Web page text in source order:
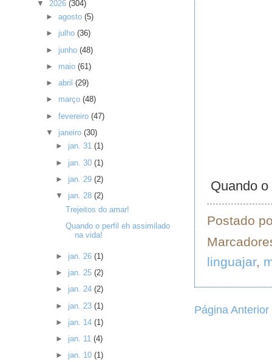
Quando
Postado
linguajar,
Página Anterior
▼ 2026 (304)
►agosto(5)
► julho(36)
► junho(48)
► maio(61)
►abril(29)
► março(48)
►fevereiro(47)
▼ janeiro(30)
► jan. 31 (1)
► jan. 30 (1)
► jan. 29 (2)
▼ jan. 28 (2)
Trejeitos do amar!
Quando o perfil eh assimilado
na vida!
► jan. 26 (1)
► jan. 25 (2)
► jan. 24 (2)
► jan. 23 (1)
► jan. 14 (1)
► jan. 11 (4)
► jan. 10 (1)